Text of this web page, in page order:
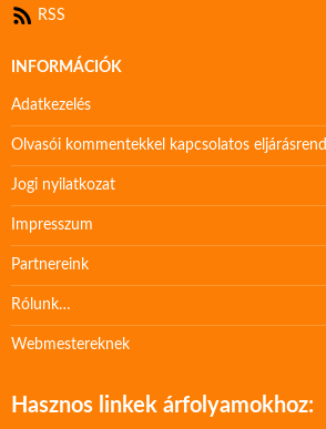
RSS
INFORMÁCIÓK
Adatkezelés
Olvasói kommentekkel kapcsolatos eljárásrend
Jogi nyilatkozat
Impresszum
Partnereink
Rólunk…
Webmestereknek
Hasznos linkek árfolyamokhoz: